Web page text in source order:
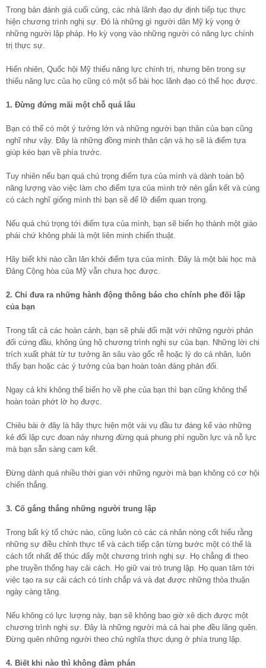
Trong bản đánh giá cuối cùng, các nhà lãnh đạo dự định tiếp tục thực
hiện chương trình nghị sự. Đó là những gì người dân Mỹ kỳ vọng ở
những người lập pháp. Họ kỳ vọng vào những người có năng lực chính
trị thực sự.
Hiển nhiên, Quốc hội Mỹ thiếu năng lực chính trị, nhưng bên trong sự
thiếu năng lực của họ cũng có một số bài học lãnh đạo có thể học được.
1. Đừng đứng mãi một chỗ quá lâu
Bạn có thể có một ý tưởng lớn và những người bạn thân của bạn cũng
nghĩ như vậy. Đây là những đồng minh thân cận và họ sẽ là điểm tựa
giúp kéo bạn về phía trước.
Tuy nhiên nếu bạn quá chú trọng điểm tựa của mình và dành toàn bộ
năng lượng vào việc làm cho điểm tựa của mình trở nên gắn kết và cùng
có cách nghĩ giống mình thì bạn sẽ để lỡ điểm quan trọng.
Nếu quá chú trọng tới điểm tựa của mình, bạn sẽ biến họ thành một giáo
phái chứ không phải là một liên minh chiến thuật.
Hãy biết khi nào cần lăn khỏi điểm tựa của mình. Đây là một bài học mà
Đảng Cộng hòa của Mỹ vẫn chưa học được.
2. Chỉ đưa ra những hành động thông báo cho chính phe đối lập
của bạn
Trong tất cả các hoàn cảnh, bạn sẽ phải đối mặt với những người phản
đối cứng đầu, không ủng hộ chương trình nghị sự của bạn. Những lời chi
trích xuất phát từ tư tưởng ăn sâu vào gốc rễ hoặc lý do cá nhân, luôn
thấy bạn hoặc các ý tưởng của bạn hoàn toàn đáng phản đối.
Ngay cả khi không thể biến họ về phe của bạn thì bạn cũng không thể
hoàn toàn phớt lờ họ được.
Chiêu bài ở đây là hãy thực hiện một vài vụ đầu tư đáng kể vào những
kẻ đối lập cực đoan này nhưng đừng quá phung phí nguồn lực và nỗ lực
mà bạn sẵn sàng cam kết.
Đừng dành quá nhiều thời gian với những người mà bạn không có cơ hội
chiến thắng.
3. Cố gắng thắng những người trung lập
Trong bất kỳ tổ chức nào, cũng luôn có các cá nhân nòng cốt hiểu rằng
những sự điều chỉnh thực tế và cách tiếp cận từng bước một có thể là
cách tốt nhất để thúc đẩy một chương trình nghị sự. Họ chẳng đi theo
phe truyền thống hay cải cách. Họ giữ vai trò trung lập. Họ quan tâm tới
việc tạo ra sự cải cách có tính chắp vá và đạt được những thỏa thuận
ngày càng tăng.
Nếu không có lực lượng này, bạn sẽ không bao giờ xê dịch được một
chương trình nghị sự. Đây là những người mà cả hai phe đều lãng quên.
Đừng quên những người theo chủ nghĩa thực dụng ở phía trung lập.
4. Biết khi nào thì không đàm phán